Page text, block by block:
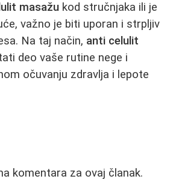
masažu kod stručnjaka ili je
važno je biti uporan i strpljiv
Na taj način, anti celulit
deo vaše rutine negе i
očuvanju zdravlja i lepote
komentara za ovaj članak.